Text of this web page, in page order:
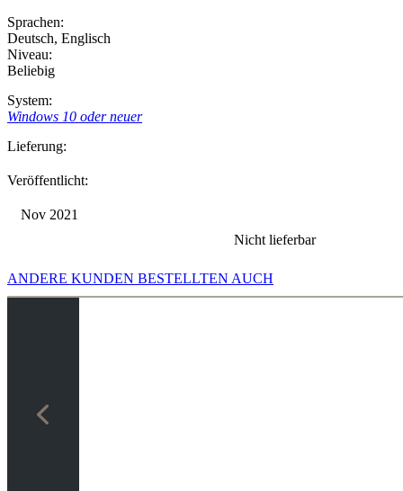
Sprachen:
Deutsch, Englisch
Niveau:
Beliebig
System:
Windows 10 oder neuer
Lieferung:
Veröffentlicht:
Nov 2021
Nicht lieferbar
ANDERE KUNDEN BESTELLTEN AUCH